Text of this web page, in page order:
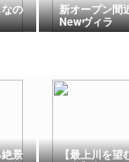
の 新オープン間
Newヴィラ
景 【最上川を望